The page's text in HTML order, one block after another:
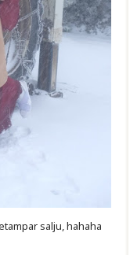
salju, hahaha